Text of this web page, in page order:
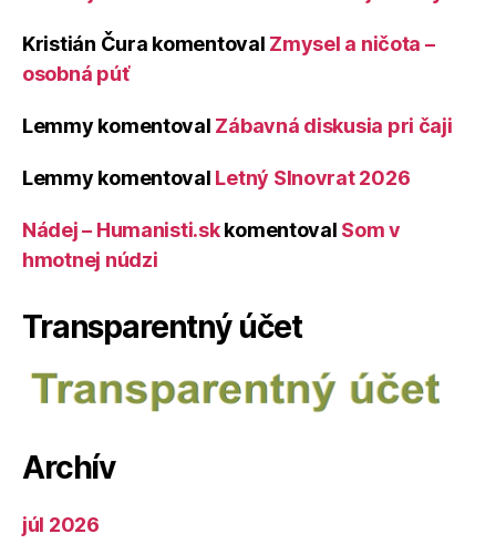
Kristián Čura komentoval Zmysel a ničota –
osobná púť
Lemmy komentoval Zábavná diskusia pri čaji
Lemmy komentoval Letný Slnovrat 2026
Nádej – Humanisti.skkomentoval Som v
hmotnej núdzi
Transparentný účet
Archív
júl 2026